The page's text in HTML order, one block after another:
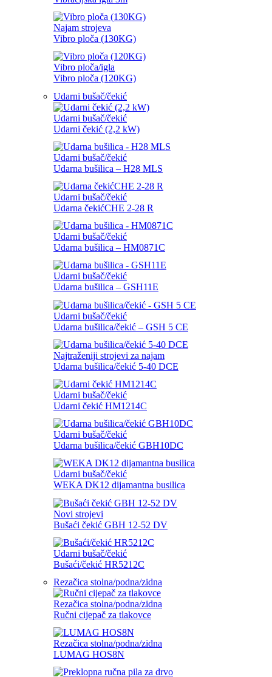
Najam strojeva
Vibro ploča (130KG)
Vibro ploča/igla
Vibro ploča (120KG)
Udarni bušač/čekić
Udarni bušač/čekić
Udarni čekić (2,2 kW)
Udarni bušač/čekić
Udarna bušilica – H28 MLS
Udarni bušač/čekić
Udarna čekićCHE 2-28 R
Udarni bušač/čekić
Udarna bušilica – HM0871C
Udarni bušač/čekić
Udarna bušilica – GSH11E
Udarni bušač/čekić
Udarna bušilica/čekić – GSH 5 CE
Najtraženiji strojevi za najam
Udarna bušilica/čekić 5-40 DCE
Udarni bušač/čekić
Udarni čekić HM1214C
Udarni bušač/čekić
Udarna bušilica/čekić GBH10DC
Udarni bušač/čekić
WEKA DK12 dijamantna busilica
Novi strojevi
Bušaći čekić GBH 12-52 DV
Udarni bušač/čekić
Bušaći/čekić HR5212C
Rezačica stolna/podna/zidna
Rezačica stolna/podna/zidna
Ručni cijepač za tlakovce
Rezačica stolna/podna/zidna
LUMAG HOS8N